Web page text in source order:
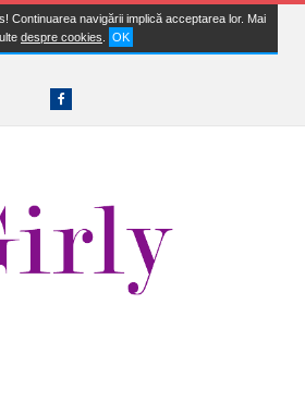
Continuarea navigării implică acceptarea lor. Mai
despre cookies OK
Facebook